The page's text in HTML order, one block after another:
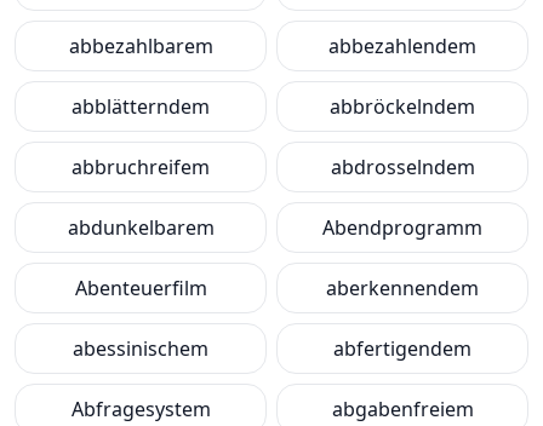
abbezahlbarem abbezahlendem
abblätterndem abbröckelndem
abbruchreifem abdrosselndem
abdunkelbarem Abendprogramm
Abenteuerfilm aberkennendem
abessinischem abfertigendem
Abfragesystem abgabenfreiem